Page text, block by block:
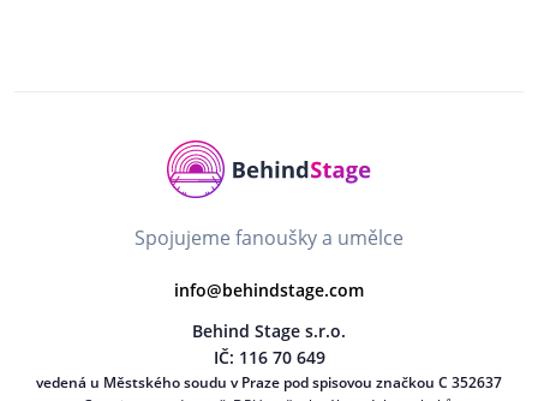
Spojujeme fanoušky a umělce
info@behindstage.com
Behind Stage s.r.o.
IČ: 116 70 649
vedená u Městského soudu v Praze pod spisovou značkou C 352637